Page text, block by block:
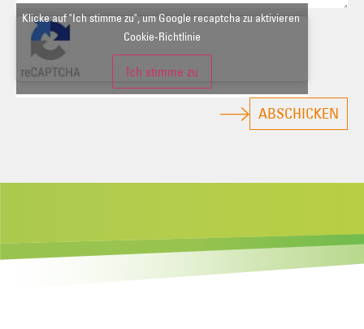
Klicke auf "Ich stimme zu", um Google recaptcha zu aktivieren
Cookie-Richtlinie
Ich stimme zu
ABSCHICKEN